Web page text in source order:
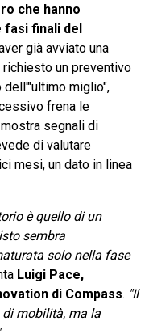
che hanno
fasi finali del
già avviato una
un preventivo
miglio",
frena le
segnali di
di valutare
mesi, un dato in linea
è quello di un
sembra
solo nella fase
Luigi Pace,
di Compass. "Il
mobilità, ma la